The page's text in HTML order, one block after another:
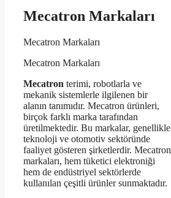
Mecatron Markaları
Mecatron Markaları
Mecatron Markaları
Mecatron terimi, robotlarla ve
mekanik sistemlerle ilgilenen bir
alanın tanımıdır. Mecatron ürünleri,
birçok farklı marka tarafından
üretilmektedir. Bu markalar, genellikle
teknoloji ve otomotiv sektöründe
faaliyet gösteren şirketlerdir. Mecatron
markaları, hem tüketici elektroniği
hem de endüstriyel sektörlerde
kullanılan çeşitli ürünler sunmaktadır.